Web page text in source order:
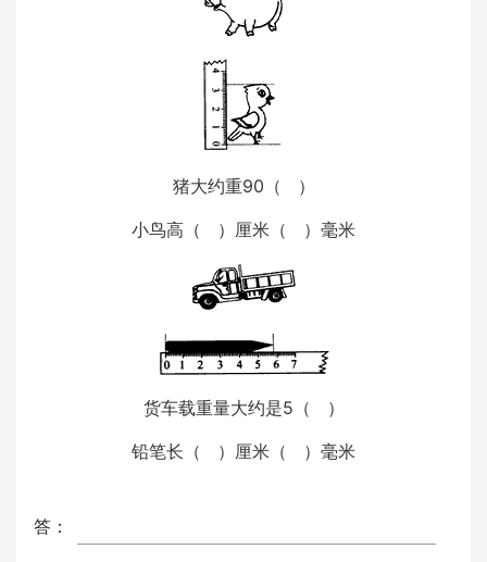
猪大约重90（ ）
小鸟高（ ）厘米（ ）毫米
货车载重量大约是5（ ）
铅笔长（ ）厘米（ ）毫米
答：